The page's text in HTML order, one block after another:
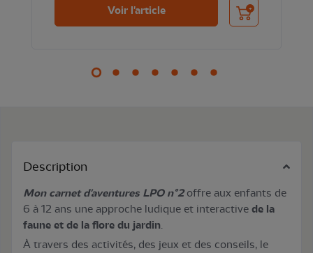
Voir l'article Ajouter au panier
Description
Mon carnet d'aventures LPO n°2offre aux enfants de
6 à 12 ans une approche ludique et interactive de la
faune et de la flore du jardin.
À travers des activités, des jeux et des conseils, le